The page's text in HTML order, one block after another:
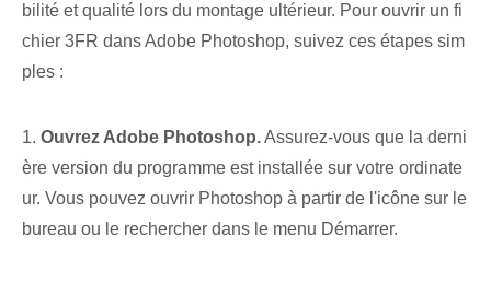
bilité et qualité lors du montage ultérieur. Pour ouvrir un fi
chier 3FR dans Adobe Photoshop, suivez ces étapes sim
ples :
1. Ouvrez Adobe Photoshop.Assurez-vous que la derni
ère version du programme est installée sur votre ordinate
ur.‍ Vous pouvez ouvrir Photoshop à partir de l'icône⁢ sur le
bureau ou le rechercher dans le menu Démarrer‌.